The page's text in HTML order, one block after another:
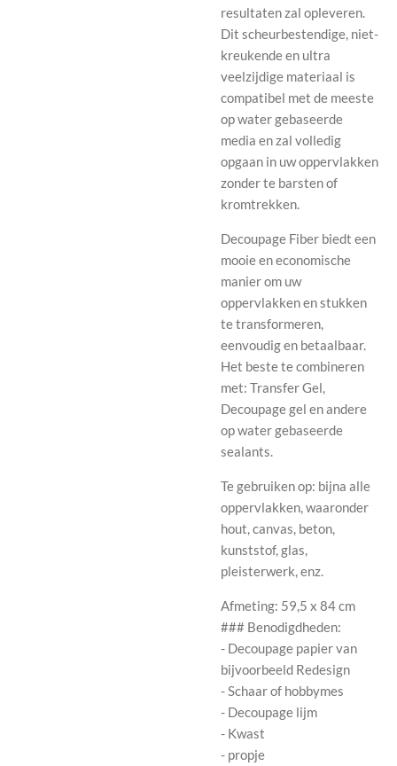
resultaten zal opleveren.
Dit scheurbestendige, niet-
kreukende en ultra
veelzijdige materiaal is
compatibel met de meeste
op water gebaseerde
media en zal volledig
opgaan in uw oppervlakken
zonder te barsten of
kromtrekken.
Decoupage Fiber biedt een
mooie en economische
manier om uw
oppervlakken en stukken
te transformeren,
eenvoudig en betaalbaar.
Het beste te combineren
met: Transfer Gel,
Decoupage gel en andere
op water gebaseerde
sealants.
Te gebruiken op: bijna alle
oppervlakken, waaronder
hout, canvas, beton,
kunststof, glas,
pleisterwerk, enz.
Afmeting: 59,5 x 84 cm
### Benodigdheden:
- Decoupage papier van
bijvoorbeeld Redesign
- Schaar of hobbymes
- Decoupage lijm
- Kwast
- propje